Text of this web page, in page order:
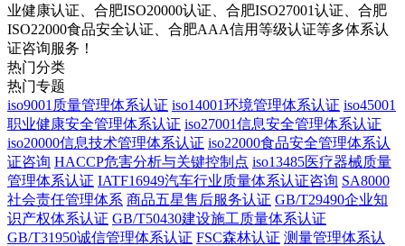
业健康认证、合肥ISO20000认证、合肥ISO27001认证、合肥
ISO22000食品安全认证、合肥AAA信用等级认证等多体系认
证咨询服务！
热门分类
热门专题
iso9001质量管理体系认证 iso14001环境管理体系认证 iso45001
职业健康安全管理体系认证 iso27001信息安全管理体系认证
iso20000信息技术管理体系认证 iso22000食品安全管理体系认
证咨询 HACCP危害分析与关键控制点 iso13485医疗器械质量
管理体系认证 IATF16949汽车行业质量体系认证咨询 SA8000
社会责任管理体系 商品五星售后服务认证 GB/T29490企业知
识产权体系认证 GB/T50430建设施工质量体系认证
GB/T31950诚信管理体系认证 FSC森林认证 测量管理体系认